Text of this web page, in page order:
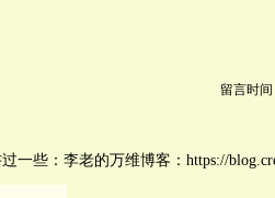
留言时间
一些：李老的万维博客：https://